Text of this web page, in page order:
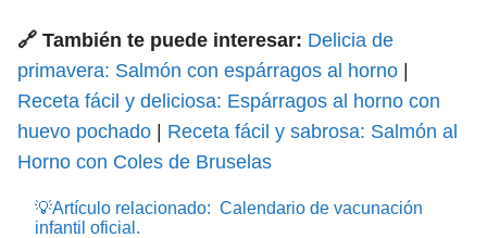
🔗 También te puede interesar: Delicia de
primavera: Salmón con espárragos al horno
Receta fácil y deliciosa: Espárragos al horno con
huevo pochado
Receta fácil y sabrosa: Salmón al
Horno con Coles de Bruselas
💡Artículo relacionado: Calendario de vacunación
infantil oficial.